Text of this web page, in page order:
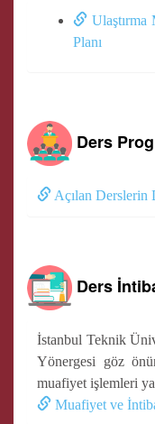
Ulaştırma
Planı
Ders
Açılan Derslerin
Ders
İstanbul Teknik
Yönergesi göz
muafiyet işlemleri
Muafiyet ve